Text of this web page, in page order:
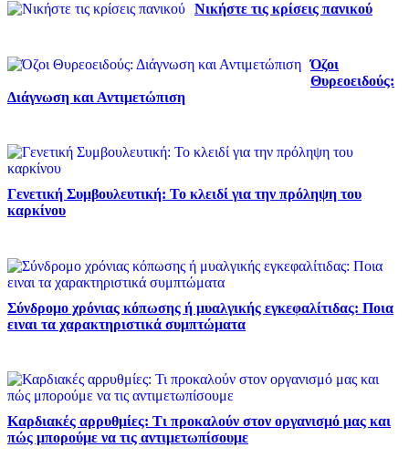
Νικήστε τις κρίσεις πανικού
Όζοι
Θυρεοειδούς:
Διάγνωση και Αντιμετώπιση
Γενετική Συμβουλευτική: Το κλειδί για την πρόληψη του
καρκίνου
Σύνδρομο χρόνιας κόπωσης ή μυαλγικής εγκεφαλίτιδας: Ποια
ειναι τα χαρακτηριστικά συμπτώματα
Καρδιακές αρρυθμίες: Τι προκαλούν στον οργανισμό μας και
πώς μπορούμε να τις αντιμετωπίσουμε